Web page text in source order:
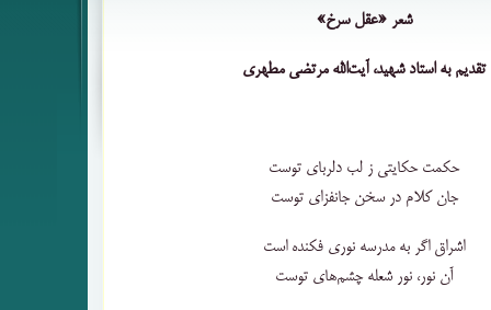
شعر «عقل سرخ»
تقدیم به استاد شهید، آیت‌الله مرتضی مطهری
حکمت حکایتی ز لب دلربای توست
جان کلام در سخن جانفزای توست
اشراق اگر به مدرسه نوری فکنده است
آن نور، نور شعله چشم‌های توست